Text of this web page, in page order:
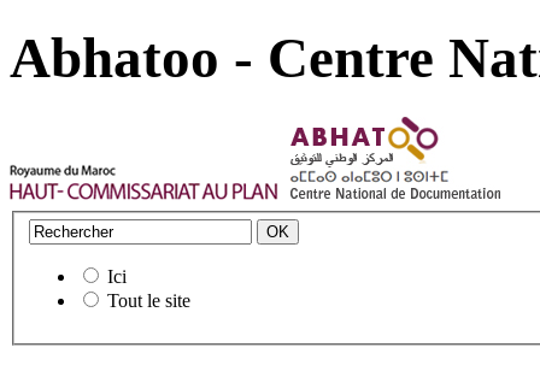
Abhatoo - Centre
Ici
Tout le site